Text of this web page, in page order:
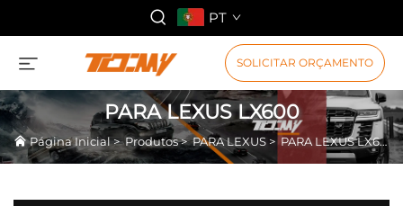
PT
SOLICITAR ORÇAMENTO
PARA LEXUS LX600
Página Inicial>Produtos>PARA LEXUS > PARA LEXUS LX600